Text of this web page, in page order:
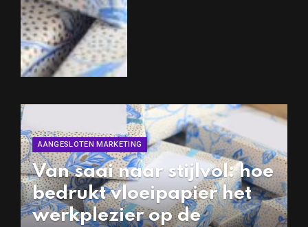
AANGESLOTEN MARKETING
Van saai naar stijlvol: hoe
bedrukt vloeipapier het
werkplezier op de